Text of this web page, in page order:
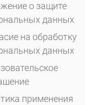
о защите
данных
на обработку
данных
применения